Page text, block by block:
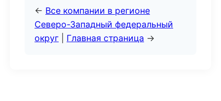
← Все компании в регионе
Северо-Западный федеральный
округ
Главная страница →